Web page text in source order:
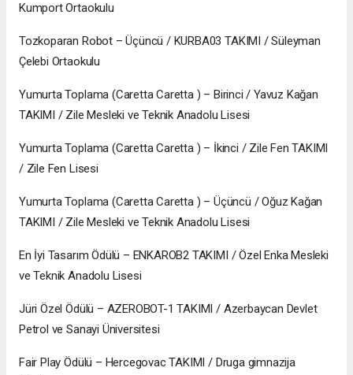
Kumport Ortaokulu
Tozkoparan Robot – Üçüncü / KURBA03 TAKIMI / Süleyman
Çelebi Ortaokulu
Yumurta Toplama (Caretta Caretta ) – Birinci / Yavuz Kağan
TAKIMI / Zile Mesleki ve Teknik Anadolu Lisesi
Yumurta Toplama (Caretta Caretta ) – İkinci / Zile Fen TAKIMI
/ Zile Fen Lisesi
Yumurta Toplama (Caretta Caretta ) – Üçüncü / Oğuz Kağan
TAKIMI / Zile Mesleki ve Teknik Anadolu Lisesi
En İyi Tasarım Ödülü – ENKAROB2 TAKIMI / Özel Enka Mesleki
ve Teknik Anadolu Lisesi
Jüri Özel Ödülü – AZEROBOT-1 TAKIMI / Azerbaycan Devlet
Petrol ve Sanayi Üniversitesi
Fair Play Ödülü – Hercegovac TAKIMI / Druga gimnazija